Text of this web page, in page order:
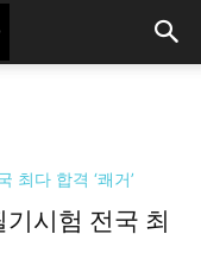
시험 전국 최